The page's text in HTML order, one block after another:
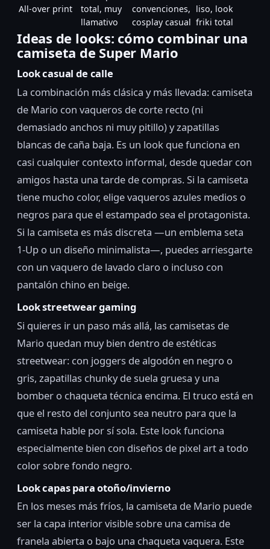
All-over print
total, muy
llamativo
convenciones,
cosplay casual
liso, look
friki total
Ideas de looks: cómo combinar una
camiseta de Super Mario
Look casual de calle
La combinación más clásica y más llevada: camiseta
de Mario con vaqueros de corte recto (ni
demasiado anchos ni muy pitillo) y zapatillas
blancas de caña baja. Es un look que funciona en
casi cualquier contexto informal, desde quedar con
amigos hasta una tarde de compras. Si la camiseta
tiene mucho color, elige vaqueros azules medios o
negros para que el estampado sea el protagonista.
Si la camiseta es más discreta —un emblema seta
1-Up o un diseño minimalista—, puedes arriesgarte
con un vaquero de lavado claro o incluso con
pantalón chino en beige.
Look streetwear gaming
Si quieres ir un paso más allá, las camisetas de
Mario quedan muy bien dentro de estéticas
streetwear: con joggers de algodón en negro o
gris, zapatillas chunky de suela gruesa y una
bomber o chaqueta técnica encima. El truco está en
que el resto del conjunto sea neutro para que la
camiseta hable por sí sola. Este look funciona
especialmente bien con diseños de pixel art a todo
color sobre fondo negro.
Look capas para otoño/invierno
En los meses más fríos, la camiseta de Mario puede
ser la capa interior visible sobre una camisa de
franela abierta o bajo una chaqueta vaquera. Este